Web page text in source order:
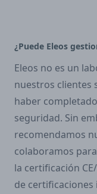
¿Puede Eleos
Eleos no es un
nuestros clientes
haber
seguridad. Sin
recomendamos
colaboramos
la certificación
de certificaciones